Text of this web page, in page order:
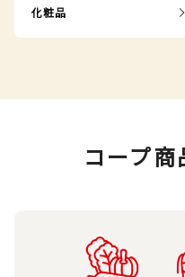
化粧品
コープ